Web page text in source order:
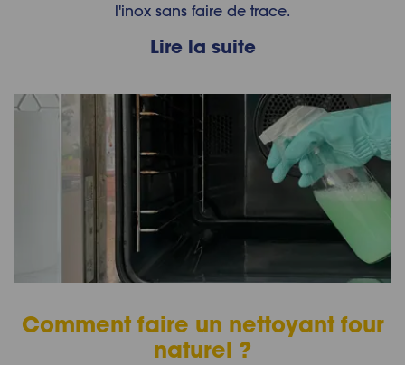
l'inox sans faire de trace.
Lire la suite
Comment faire un nettoyant four
naturel ?